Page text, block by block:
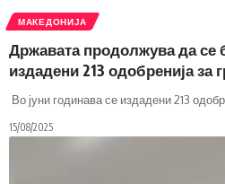
МАКЕДОНИЈА
Државата продолжува да се
издадени 213 одобренија за
Во јуни годинава се издадени 213
15/08/2025